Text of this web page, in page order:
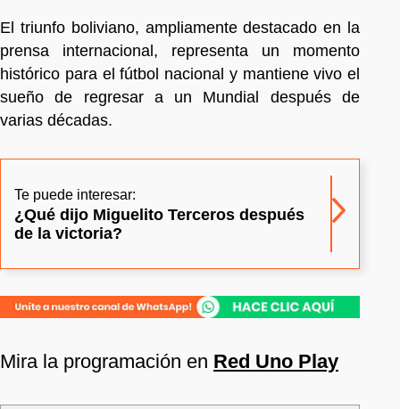
El triunfo boliviano, ampliamente destacado en la
prensa internacional, representa un momento
histórico para el fútbol nacional y mantiene vivo el
sueño de regresar a un Mundial después de
varias décadas.
Te puede interesar:
¿Qué dijo Miguelito Terceros después
de la victoria?
Mira la programación en Red Uno Play